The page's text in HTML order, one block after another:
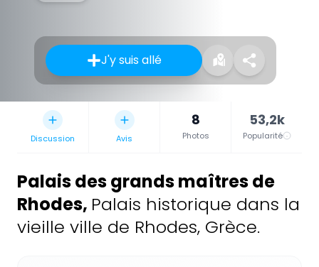
J'y suis allé
Discussion Avis
8
Photos
53,2k
Popularité
Palais des grands maîtres de
Rhodes, Palais historique dans la
vieille ville de Rhodes, Grèce.